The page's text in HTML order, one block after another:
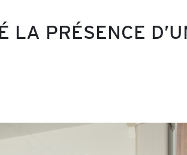
LA PRÉSENCE